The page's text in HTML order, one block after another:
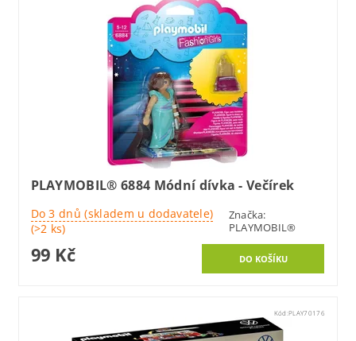
PLAYMOBIL® 6884 Módní dívka - Večírek
Do 3 dnů (skladem u dodavatele)
(>2 ks)
Značka:
PLAYMOBIL®
99 Kč
Kód:PLAY70176